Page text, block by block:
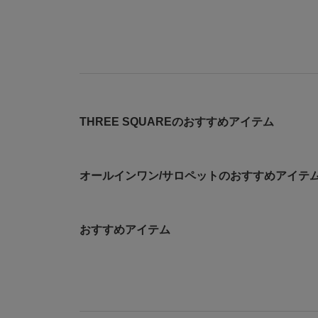
THREE SQUAREのおすすめアイテム
オールインワン/サロペットのおすすめアイテ
おすすめアイテム